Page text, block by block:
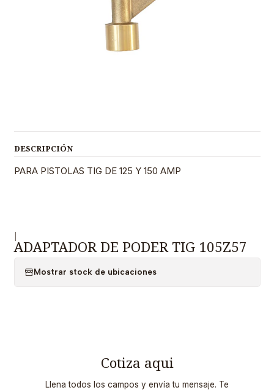
DESCRIPCIÓN
PARA PISTOLAS TIG DE 125 Y 150 AMP
ADAPTADOR DE PODER TIG 105Z57
Mostrar stock de ubicaciones
Cotiza aqui
Llena todos los campos y envía tu mensaje. Te